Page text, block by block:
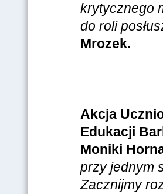
krytycznego
do roli
Mrozek.
Akcja
Edukacji
Moniki
przy jednym
Zacznijmy